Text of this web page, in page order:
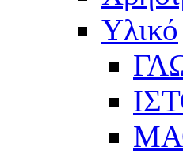
Υλικό